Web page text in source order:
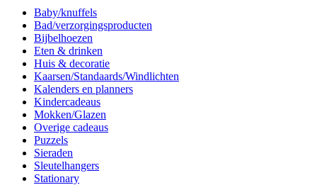
Baby/knuffels
Bad/verzorgingsproducten
Bijbelhoezen
Eten & drinken
Huis & decoratie
Kaarsen/Standaards/Windlichten
Kalenders en planners
Kindercadeaus
Mokken/Glazen
Overige cadeaus
Puzzels
Sieraden
Sleutelhangers
Stationary